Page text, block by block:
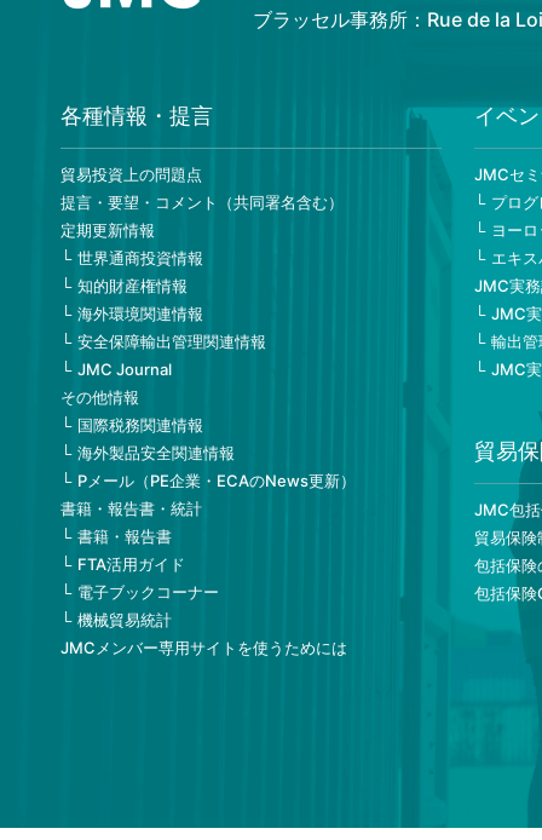
ブラッセル事務所：Rue de la
各種情報・提言
貿易投資上の問題点
提言・要望・コメント（共同署名含む）
定期更新情報
世界通商投資情報
知的財産権情報
海外環境関連情報
安全保障輸出管理関連情報
JMC Journal
その他情報
国際税務関連情報
海外製品安全関連情報
Pメール（PE企業・ECAのNews更新）
書籍・報告書・統計
書籍・報告書
FTA活用ガイド
電子ブックコーナー
機械貿易統計
JMCメンバー専用サイトを使うためには
イベ
JMCセ
プロ
ヨー
エキ
JMC実
JMC
輸出
JMC
貿易
JMC包
貿易保険
包括保険
包括保険